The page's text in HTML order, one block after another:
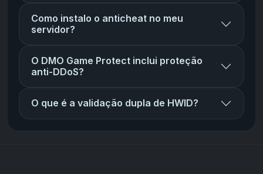
Como instalo o anticheat no meu
servidor?
O DMO Game Protect inclui proteção
anti-DDoS?
O que é a validação dupla de HWID?